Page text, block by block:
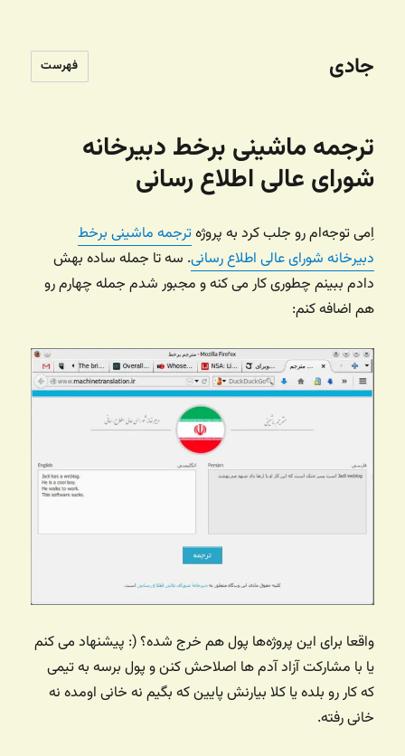
جادی فهرست
ترجمه ماشینی برخط دبیرخانه
شورای عالی اطلاع رسانی
اِمی توجه‌ام رو جلب کرد به پروژهترجمه ماشینی برخط
دبیرخانه شورای عالی اطلاع رسانی. سه تا جمله ساده بهش
دادم ببینم چطوری کار می کنه و مجبور شدم جمله چهارم رو
هم اضافه کنم:
واقعا برای این پروژه‌ها پول هم خرج شده؟ (: پیشنهاد می کنم
یا با مشارکت آزاد آدم ها اصلاحش کنن و پول برسه به تیمی
که کار رو بلده یا کلا بیارنش پایین که بگیم نه خانی اومده نه
خانی رفته.